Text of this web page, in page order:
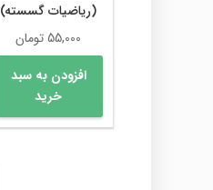
(ریاضیات گسسته)
55,000تومان
افزودن به سبد
خرید